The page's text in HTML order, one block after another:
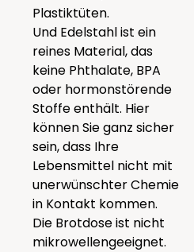
Plastiktüten.
Und Edelstahl ist ein
reines Material, das
keine Phthalate, BPA
oder hormonstörende
Stoffe enthält. Hier
können Sie ganz sicher
sein, dass Ihre
Lebensmittel nicht mit
unerwünschter Chemie
in Kontakt kommen.
Die Brotdose ist nicht
mikrowellengeeignet.